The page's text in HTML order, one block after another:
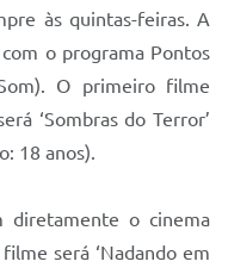
às quintas-feiras. A
o programa Pontos
O primeiro filme
‘Sombras do Terror’
18 anos).
diretamente o cinema
será ‘Nadando em